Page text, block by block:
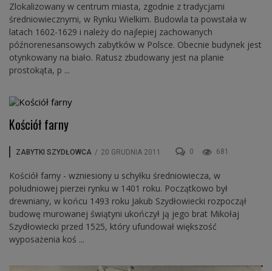
Zlokalizowany w centrum miasta, zgodnie z tradycjami
średniowiecznymi, w Rynku Wielkim. Budowla ta powstała w
latach 1602-1629 i należy do najlepiej zachowanych
późnorenesansowych zabytków w Polsce. Obecnie budynek jest
otynkowany na biało. Ratusz zbudowany jest na planie
prostokąta, p ...
Kościół farny
ZABYTKI SZYDŁOWCA / 20 GRUDNIA 2011 0 681
Kościół farny - wzniesiony u schyłku średniowiecza, w
południowej pierzei rynku w 1401 roku. Początkowo był
drewniany, w końcu 1493 roku Jakub Szydłowiecki rozpoczął
budowę murowanej świątyni ukończył ją jego brat Mikołaj
Szydłowiecki przed 1525, który ufundował większość
wyposażenia koś ...